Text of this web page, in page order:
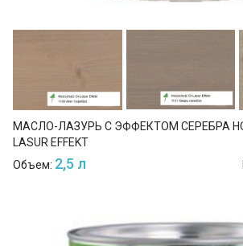
МАСЛО-ЛАЗУРЬ С ЭФФЕКТОМ СЕРЕБРА
LASUR EFFEKT
Объем: 2,5 л